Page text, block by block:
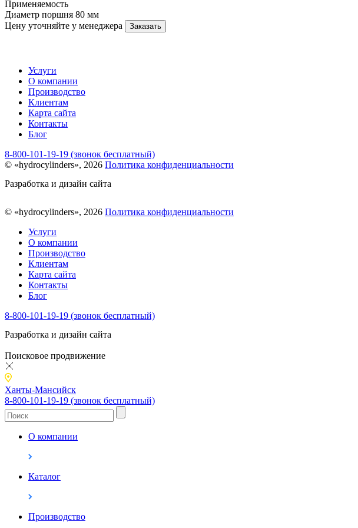
Применяемость
Диаметр поршня 80 мм
Цену уточняйте у менеджера
Заказать
Услуги
О компании
Производство
Клиентам
Карта сайта
Контакты
Блог
8-800-101-19-19 (звонок бесплатный)
© «hydrocylinders», 2026 Политика конфиденциальности
Разработка и дизайн сайта
© «hydrocylinders», 2026 Политика конфиденциальности
Услуги
О компании
Производство
Клиентам
Карта сайта
Контакты
Блог
8-800-101-19-19 (звонок бесплатный)
Разработка и дизайн сайта
Поисковое продвижение
Ханты-Мансийск
8-800-101-19-19 (звонок бесплатный)
О компании
Каталог
Производство